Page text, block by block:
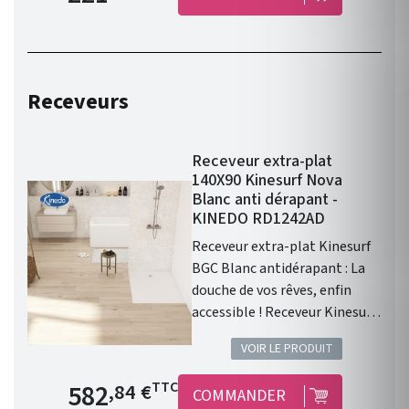
belles pierres naturelles.
max : 150 kg. Le confort à
Receveurs
Receveur extra-plat
140X90 Kinesurf Nova
Blanc anti dérapant -
KINEDO RD1242AD
Receveur extra-plat Kinesurf
BGC Blanc antidérapant : La
douche de vos rêves, enfin
accessible ! Receveur Kinesurf
Nova en Biocryl et Biotec
140X90 blanc PN24 Une forme
rectangle design et
contemporaine . Sécurité
VOIR LE PRODUIT
Prix de base
582,84 €TTC COMMANDER